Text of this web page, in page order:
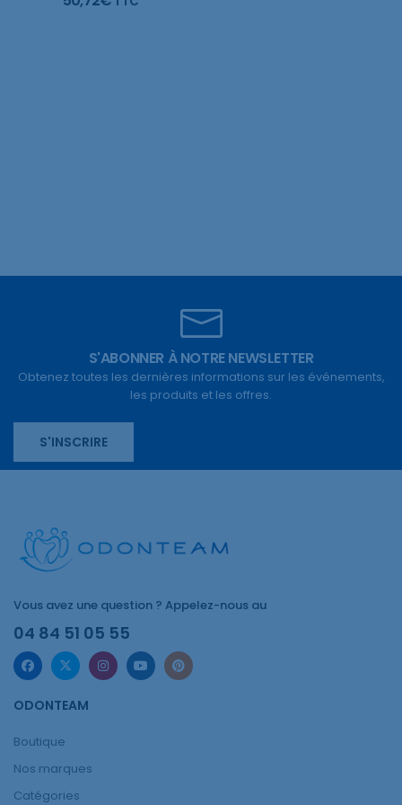
S'ABONNER À NOTRE NEWSLETTER
Obtenez toutes les dernières informations sur les événements,
les produits et les offres.
S'INSCRIRE
Vous avez une question ? Appelez-nous au
04 84 51 05 55
ODONTEAM
Boutique
Nos marques
Catégories